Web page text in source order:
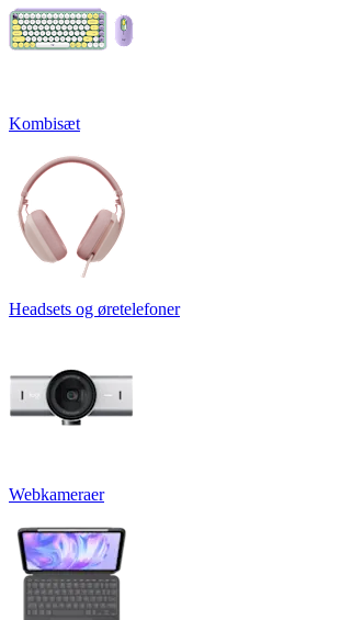
Kombisæt
Headsets og øretelefoner
Webkameraer